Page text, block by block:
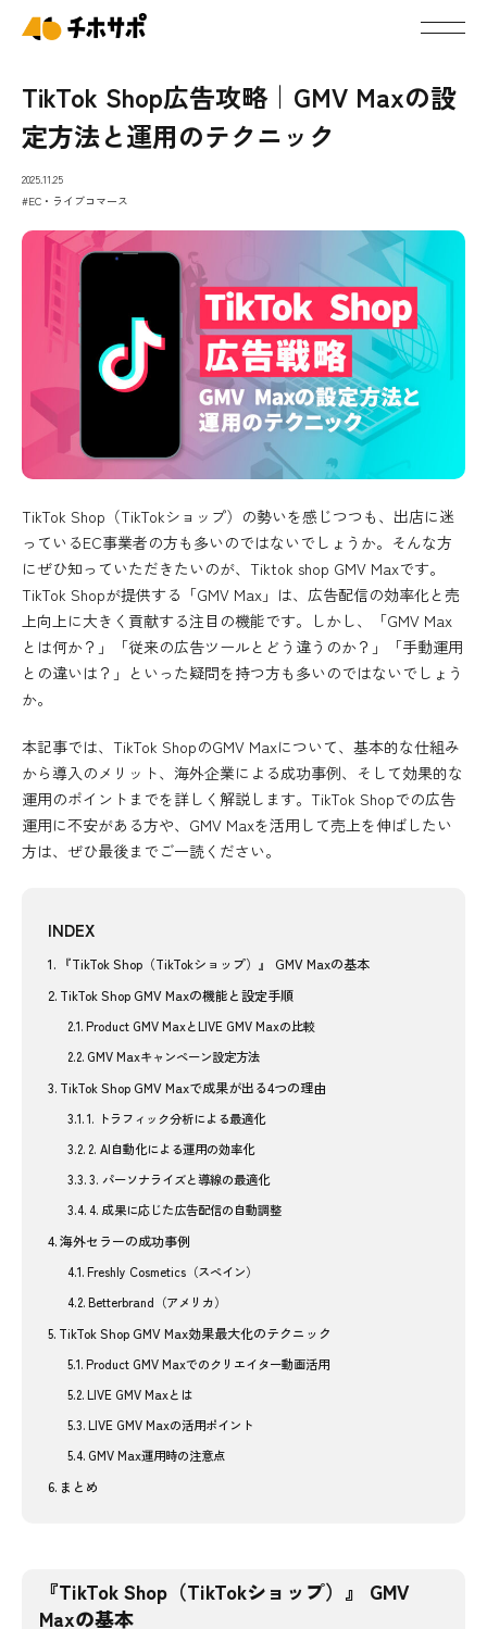
TikTok Shop広告攻略｜GMV Maxの設
定方法と運用のテクニック
2025.11.25
#EC・ライブコマース
TikTok Shop（TikTokショップ）の勢いを感じつつも、出店に迷
っているEC事業者の方も多いのではないでしょうか。そんな方
にぜひ知っていただきたいのが、Tiktok shop GMV Maxです。
TikTok Shopが提供する「GMV Max」は、広告配信の効率化と売
上向上に大きく貢献する注目の機能です。しかし、「GMV Max
とは何か？」「従来の広告ツールとどう違うのか？」「手動運用
との違いは？」といった疑問を持つ方も多いのではないでしょう
か。
本記事では、TikTok ShopのGMV Maxについて、基本的な仕組み
から導入のメリット、海外企業による成功事例、そして効果的な
運用のポイントまでを詳しく解説します。TikTok Shopでの広告
運用に不安がある方や、GMV Maxを活用して売上を伸ばしたい
方は、ぜひ最後までご一読ください。
INDEX
『TikTok Shop（TikTokショップ）』 GMV Maxの基本
TikTok Shop GMV Maxの機能と設定手順
Product GMV MaxとLIVE GMV Maxの比較
GMV Maxキャンペーン設定方法
TikTok Shop GMV Maxで成果が出る4つの理由
1. トラフィック分析による最適化
2. AI自動化による運用の効率化
3. パーソナライズと導線の最適化
4. 成果に応じた広告配信の自動調整
海外セラーの成功事例
Freshly Cosmetics（スペイン）
Betterbrand（アメリカ）
TikTok Shop GMV Max効果最大化のテクニック
Product GMV Maxでのクリエイター動画活用
LIVE GMV Maxとは
LIVE GMV Maxの活用ポイント
GMV Max運用時の注意点
まとめ
『TikTok Shop（TikTokショップ）』 GMV
Maxの基本